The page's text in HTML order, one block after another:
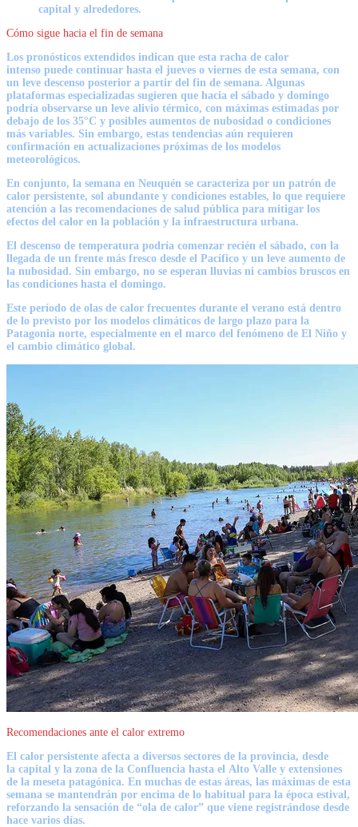
capital y alrededores.
Cómo sigue hacia el fin de semana
Los pronósticos extendidos indican que esta racha de calor
intenso puede continuar hasta el jueves o viernes de esta semana, con
un leve descenso posterior a partir del fin de semana. Algunas
plataformas especializadas sugieren que hacia el sábado y domingo
podría observarse un leve alivio térmico, con máximas estimadas por
debajo de los 35°C y posibles aumentos de nubosidad o condiciones
más variables. Sin embargo, estas tendencias aún requieren
confirmación en actualizaciones próximas de los modelos
meteorológicos.
En conjunto, la semana en Neuquén se caracteriza por un patrón de
calor persistente, sol abundante y condiciones estables, lo que requiere
atención a las recomendaciones de salud pública para mitigar los
efectos del calor en la población y la infraestructura urbana.
El descenso de temperatura podría comenzar recién el sábado, con la
llegada de un frente más fresco desde el Pacífico y un leve aumento de
la nubosidad. Sin embargo, no se esperan lluvias ni cambios bruscos en
las condiciones hasta el domingo.
Este período de olas de calor frecuentes durante el verano está dentro
de lo previsto por los modelos climáticos de largo plazo para la
Patagonia norte, especialmente en el marco del fenómeno de El Niño y
el cambio climático global.
Recomendaciones ante el calor extremo
El calor persistente afecta a diversos sectores de la provincia, desde
la capital y la zona de la Confluencia hasta el Alto Valle y extensiones
de la meseta patagónica. En muchas de estas áreas, las máximas de esta
semana se mantendrán por encima de lo habitual para la época estival,
reforzando la sensación de “ola de calor” que viene registrándose desde
hace varios días.